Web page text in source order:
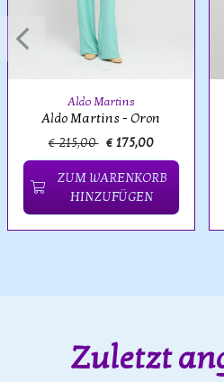
Aldo Martins
Aldo Martins - Oron
€ 215,00 € 175,00
ZUM WARENKORB
HINZUFÜGEN
Zuletzt